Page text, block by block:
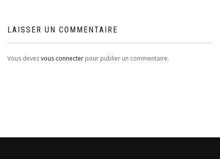
LAISSER UN COMMENTAIRE
Vous devezvous connecter pour publier un commentaire.